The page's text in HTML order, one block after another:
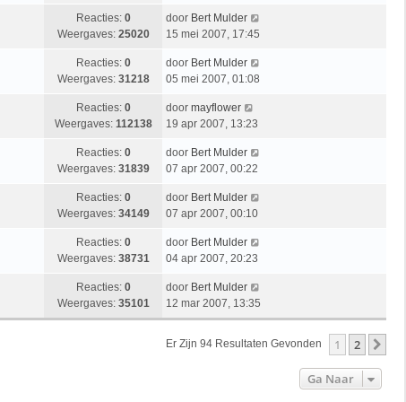
Reacties: 0
Weergaves: 25020
door Bert Mulder
15 mei 2007, 17:45
Reacties: 0
Weergaves: 31218
door Bert Mulder
05 mei 2007, 01:08
Reacties: 0
Weergaves: 112138
door mayflower
19 apr 2007, 13:23
Reacties: 0
Weergaves: 31839
door Bert Mulder
07 apr 2007, 00:22
Reacties: 0
Weergaves: 34149
door Bert Mulder
07 apr 2007, 00:10
Reacties: 0
Weergaves: 38731
door Bert Mulder
04 apr 2007, 20:23
Reacties: 0
Weergaves: 35101
door Bert Mulder
12 mar 2007, 13:35
Er Zijn 94 Resultaten Gevonden 1 2
Ga Naar